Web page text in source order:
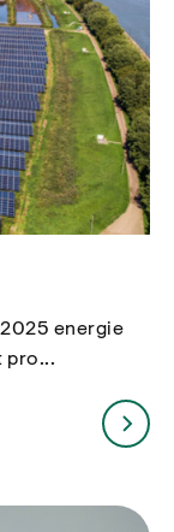
energie
pro...